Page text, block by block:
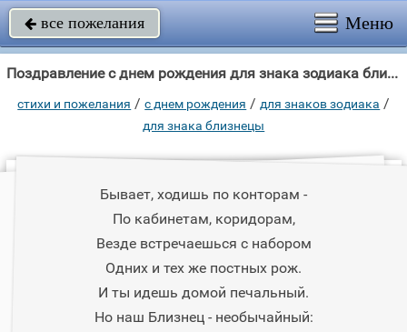
 все пожелания Меню
Поздравление с днем рождения для знака зодиака близнецы "Бывает, ходишь по конторам - По кабинетам, коридорам, Везде встречаешься с"
стихи и пожелания /c днем рождения /для знаков зодиака /
для знака близнецы
Бывает, ходишь по конторам -
По кабинетам, коридорам,
Везде встречаешься с набором
Одних и тех же постных рож.
И ты идешь домой печальный.
Но наш Близнец - необычайный: